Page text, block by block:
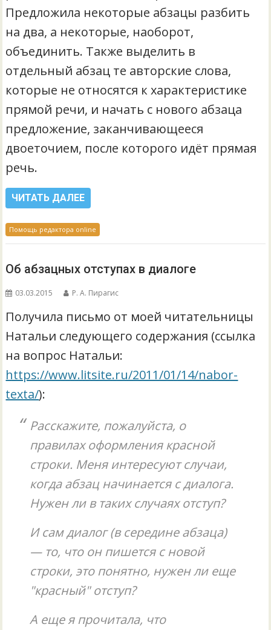
Предложила некоторые абзацы разбить
на два, а некоторые, наоборот,
объединить. Также выделить в
отдельный абзац те авторские слова,
которые не относятся к характеристике
прямой речи, и начать с нового абзаца
предложение, заканчивающееся
двоеточием, после которого идёт прямая
речь.
ЧИТАТЬ ДАЛЕЕ
Помощь редактора online
Об абзацных отступах в диалоге
03.03.2015 Р. А. Пирагис
Получила письмо от моей читательницы
Натальи следующего содержания (ссылка
на вопрос Натальи:
https://www.litsite.ru/2011/01/14/nabor-
texta/):
Расскажите, пожалуйста, о
правилах оформления красной
строки. Меня интересуют случаи,
когда абзац начинается с диалога.
Нужен ли в таких случаях отступ?
И сам диалог (в середине абзаца)
— то, что он пишется с новой
строки, это понятно, нужен ли еще
"красный" отступ?
А еще я прочитала, что